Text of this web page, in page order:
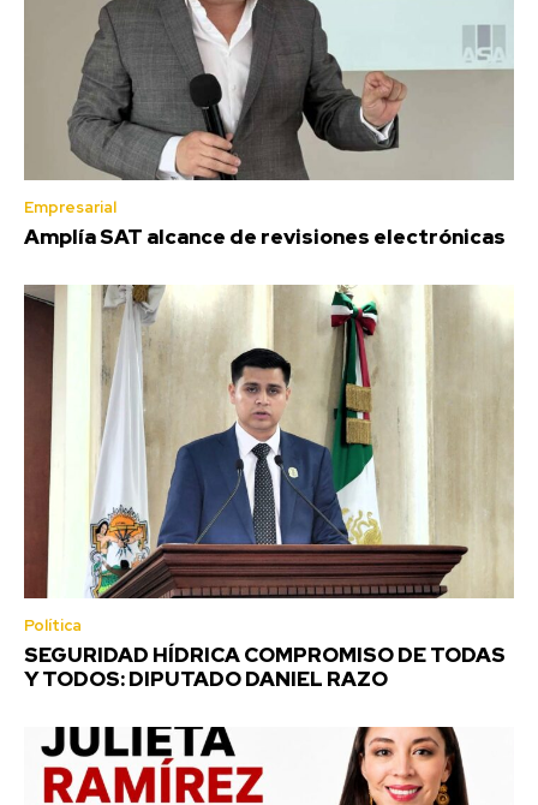
Empresarial
Amplía SAT alcance de revisiones electrónicas
Política
SEGURIDAD HÍDRICA COMPROMISO DE TODAS
Y TODOS: DIPUTADO DANIEL RAZO